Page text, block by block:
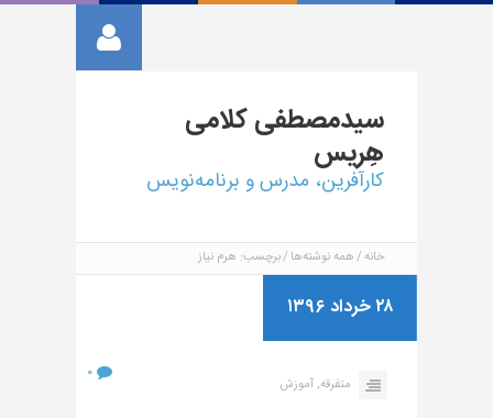
سیدمصطفیکلامی
هِریس
کارآفرین، مدرس و برنامه‌نویس
خانه همه نوشته‌ها برچسب: هرم نیاز
۲۸ خرداد ۱۳۹۶
متفرقه,آموزش
۰